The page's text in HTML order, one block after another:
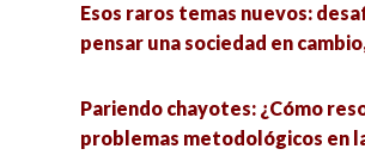
Esos raros temas nuevos:
pensar una sociedad en
Pariendo chayotes: ¿Cómo
problemas metodológicos en